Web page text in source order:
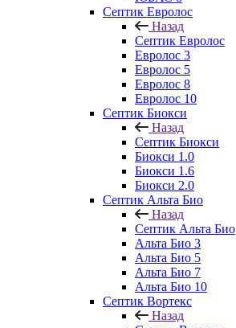
Септик Евролос
Назад
Септик Евролос
Евролос 3
Евролос 5
Евролос 8
Евролос 10
Септик Биокси
Назад
Септик Биокси
Биокси 1.0
Биокси 1.6
Биокси 2.0
Септик Альта Био
Назад
Септик Альта Био
Альта Био 3
Альта Био 5
Альта Био 7
Альта Био 10
Септик Вортекс
Назад